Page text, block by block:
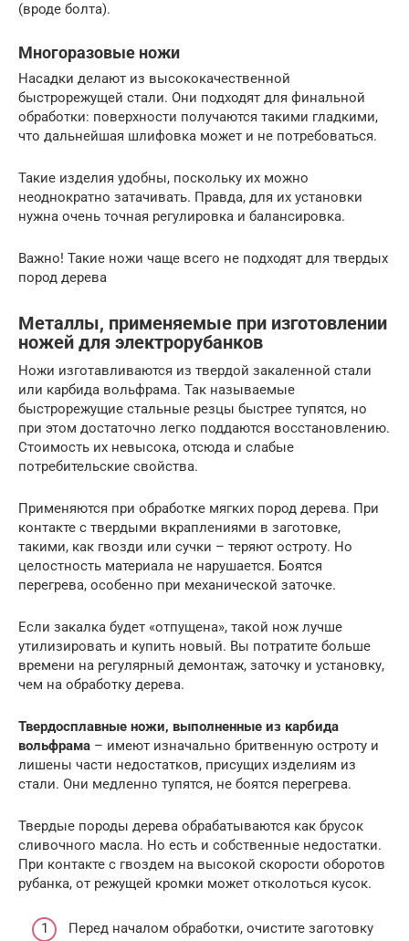
(вроде болта).
Многоразовые ножи
Насадки делают из высококачественной
быстрорежущей стали. Они подходят для финальной
обработки: поверхности получаются такими гладкими,
что дальнейшая шлифовка может и не потребоваться.
Такие изделия удобны, поскольку их можно
неоднократно затачивать. Правда, для их установки
нужна очень точная регулировка и балансировка.
Важно! Такие ножи чаще всего не подходят для твердых
пород дерева
Металлы, применяемые при изготовлении
ножей для электрорубанков
Ножи изготавливаются из твердой закаленной стали
или карбида вольфрама. Так называемые
быстрорежущие стальные резцы быстрее тупятся, но
при этом достаточно легко поддаются восстановлению.
Стоимость их невысока, отсюда и слабые
потребительские свойства.
Применяются при обработке мягких пород дерева. При
контакте с твердыми вкраплениями в заготовке,
такими, как гвозди или сучки – теряют остроту. Но
целостность материала не нарушается. Боятся
перегрева, особенно при механической заточке.
Если закалка будет «отпущена», такой нож лучше
утилизировать и купить новый. Вы потратите больше
времени на регулярный демонтаж, заточку и установку,
чем на обработку дерева.
Твердосплавные ножи, выполненные из карбида
вольфрама – имеют изначально бритвенную остроту и
лишены части недостатков, присущих изделиям из
стали. Они медленно тупятся, не боятся перегрева.
Твердые породы дерева обрабатываются как брусок
сливочного масла. Но есть и собственные недостатки.
При контакте с гвоздем на высокой скорости оборотов
рубанка, от режущей кромки может отколоться кусок.
Перед началом обработки, очистите заготовку